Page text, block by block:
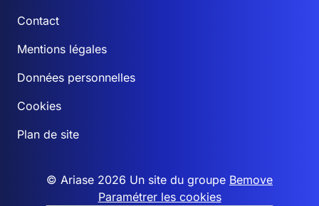
Contact
Mentions légales
Données personnelles
Cookies
Plan de site
© Ariase 2026 Un site du groupe Bemove
Paramétrer les cookies